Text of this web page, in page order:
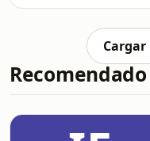
Cargar
Recomendado